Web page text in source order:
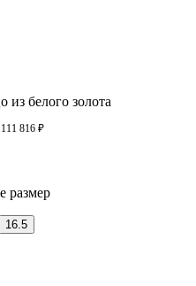
из белого золота
111 816 ₽
размер
16.5